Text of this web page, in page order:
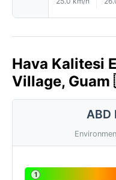
Hava Kalitesi
Village,
ABD
1